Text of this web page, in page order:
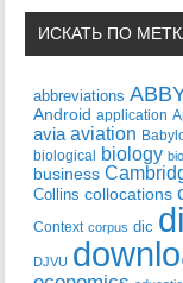
ИСКАТЬ ПО
abbreviations
Android application
avia aviation
biological biology
business
Collins collocations
Context corpus dic
DJVU